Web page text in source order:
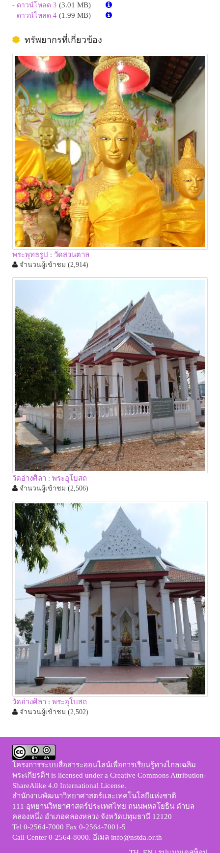
- ดาวน์โหลด 3 (3.01 MB)
- ดาวน์โหลด 4 (1.99 MB)
ทรัพยากรที่เกี่ยวข้อง
พระพุทธรูป : วัดสวนตาล
จำนวนผู้เข้าชม (2,914)
วัดอ่างศิลา : พระอุโบสถ
จำนวนผู้เข้าชม (2,506)
วัดอ่างศิลา : พระอุโบสถ
จำนวนผู้เข้าชม (2,502)
โครงการระบบสื่อสาระออนไลน์เพื่อการเรียนรู้ทางไกลเฉลิม
พระเกียรติฯ is licensed under a Creative Commons Attribution-
ShareAlike 4.0 International License.
สำนักงานพัฒนาวิทยาศาสตร์และเทคโนโลยีแห่งชาติ
111 อุทยานวิทยาศาสตร์ประเทศไทย ถนนพหลโยธิน ตำบล
คลองหนึ่ง อำเภอคลองหลวง จังหวัดปทุมธานี 12120
Tel 0-2564-7000 Fax 0-2564-7001-5
Call Center 0-2564-8000. อีเมล info@nstda.or.th